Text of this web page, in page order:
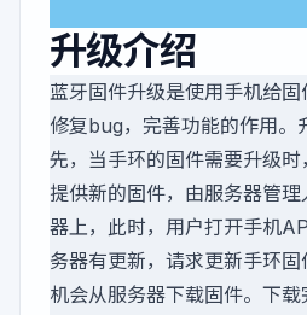
升级介绍
蓝牙固件升级是使用手机给固
修复bug，完善功能的作用。
先，当手环的固件需要升级
提供新的固件，由服务器管
器上，此时，用户打开手机
务器有更新，请求更新手环
机会从服务器下载固件。下